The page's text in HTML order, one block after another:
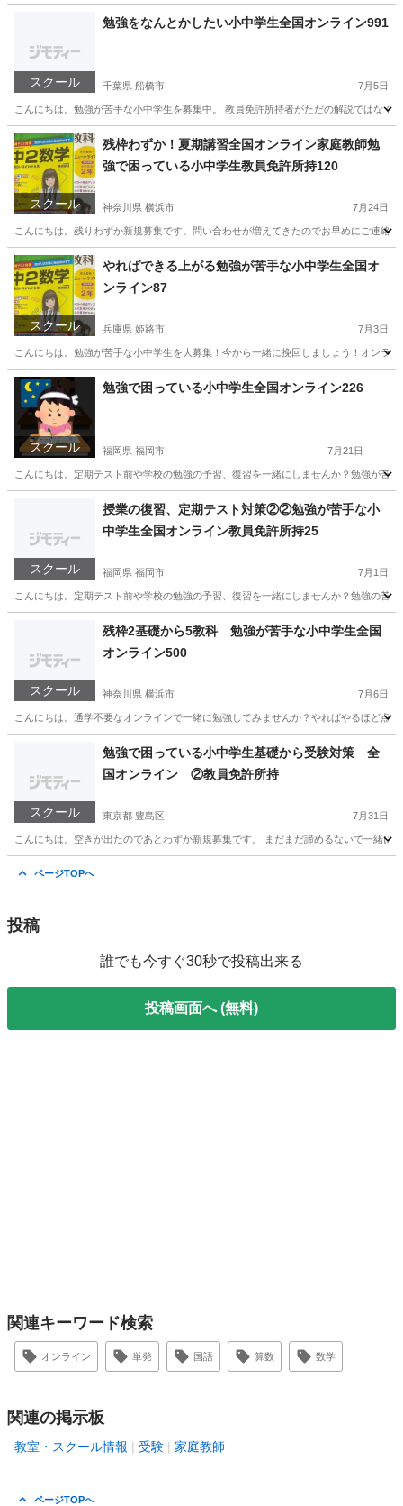
家庭教師 理科
スクール
勉強をなんとかしたい小中学生全国オンライン991
千葉県 船橋市 7月5日
こんにちは。勉強が苦手な小中学生を募集中。 教員免許所持者がただの解説ではな
千葉 船橋市 家庭教師 オンライン
スクール
残枠わずか！夏期講習全国オンライン家庭教師勉
強で困っている小中学生教員免許所持120
神奈川県 横浜市 7月24日
こんにちは。残りわずか新規募集です。問い合わせが増えてきたのでお早めにご連絡
神奈川 横浜市 家庭教師 算数
スクール
やればできる上がる勉強が苦手な小中学生全国オ
ンライン87
兵庫県 姫路市 7月3日
こんにちは。勉強が苦手な小中学生を大募集！今から一緒に挽回しましょう！オンラ
兵庫 姫路市 家庭教師 オンライン
スクール
勉強で困っている小中学生全国オンライン226
福岡県 福岡市 7月21日
こんにちは。定期テスト前や学校の勉強の予習、復習を一緒にしませんか？勉強が
家庭教師 オンライン
スクール
授業の復習、定期テスト対策②②勉強が苦手な小
中学生全国オンライン教員免許所持25
福岡県 福岡市 7月1日
こんにちは。定期テスト前や学校の勉強の予習、復習を一緒にしませんか？勉強の
家庭教師 小学生
スクール
残枠2基礎から5教科 勉強が苦手な小中学生全国
オンライン500
神奈川県 横浜市 7月6日
こんにちは。通学不要なオンラインで一緒に勉強してみませんか？やればやるほど点
家庭教師 オンライン
スクール
勉強で困っている小中学生基礎から受験対策 全
国オンライン ②教員免許所持
東京都 豊島区 7月31日
こんにちは。空きが出たのであとわずか新規募集です。 まだまだ諦めるないで一緒
ページTOPへ
投稿
誰でも今すぐ30秒で投稿出来る
投稿画面へ (無料)
関連キーワード検索
オンライン 単発 国語 算数 数学
関連の掲示板
教室・スクール情報 受験 家庭教師
ページTOPへ